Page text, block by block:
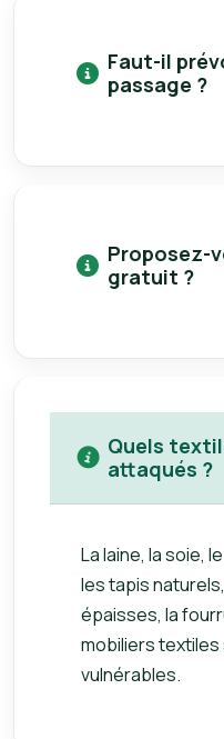
Faut-il
passage ?
Proposez-
gratuit ?
Quels
attaqués ?
La laine, la soie,
les tapis
épaisses, la
mobiliers textiles
vulnérables.